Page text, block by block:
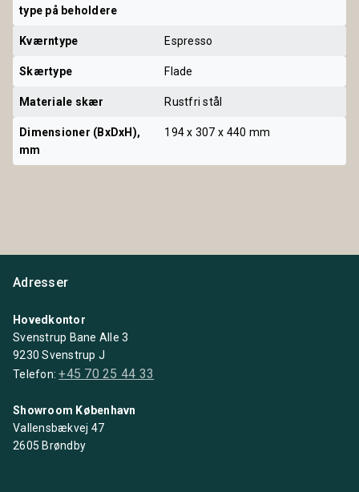
type på beholdere
Kværntype Espresso
Skærtype Flade
Materiale skær Rustfri stål
Dimensioner (BxDxH),
mm
194 x 307 x 440 mm
Adresser
Hovedkontor
Svenstrup Bane Alle 3
9230 Svenstrup J
Telefon:+45 70 25 44 33
Showroom København
Vallensbækvej 47
2605 Brøndby